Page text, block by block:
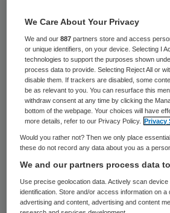
januari 2018. Van Essen is
voorzitter geweest van
Nederland en daarmee
maximale zittingstermijn
Dorine Wekking is als
verbonden aan Quist
heeft meer dan twintig jaar
human resources bij
bedrijven zoals Shell, KPN
als HR-directeur en lid van
committee en bestuurder
We Care About Your Privacy
We and our887 partners store and access
or unique identifiers, on your device. Selecting I
technologies to support the purposes shown
process data to provide. Selecting Reject All or
disable them. If trackers are disabled, some
be as relevant to you. You can resurface this
withdraw consent at any time by clicking the
bottom of the webpage. Your choices will have
more details, refer to our Privacy Policy.
Privacy
Would you rather not? Then we only place
these do not record any data about you as a
We and our partners process data
Use precise geolocation data. Actively scan
identification. Store and/or access information on a
advertising and content, advertising and content